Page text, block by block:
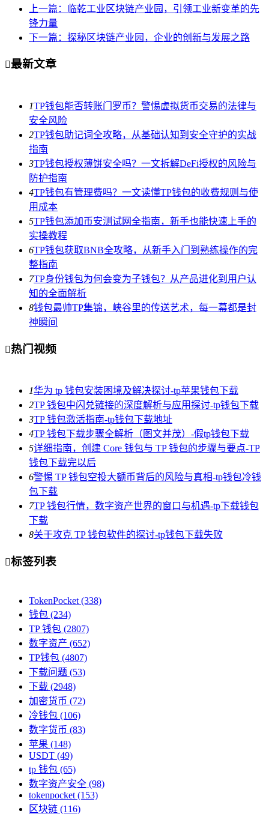
上一篇：临乾工业区块链产业园，引领工业新变革的先
锋力量
下一篇：探秘区块链产业园，企业的创新与发展之路
最新文章
1TP钱包能否转账门罗币？警惕虚拟货币交易的法律与
安全风险
2TP钱包助记词全攻略，从基础认知到安全守护的实战
指南
3TP钱包授权薄饼安全吗？一文拆解DeFi授权的风险与
防护指南
4TP钱包有管理费吗？一文读懂TP钱包的收费规则与使
用成本
5TP钱包添加币安测试网全指南，新手也能快速上手的
实操教程
6TP钱包获取BNB全攻略，从新手入门到熟练操作的完
整指南
7TP身份钱包为何会变为子钱包？从产品进化到用户认
知的全面解析
8钱包最帅TP集锦，峡谷里的传送艺术，每一幕都是封
神瞬间
热门视频
1华为 tp 钱包安装困境及解决探讨-tp苹果钱包下载
2TP 钱包中闪兑链接的深度解析与应用探讨-tp钱包下载
3TP 钱包激活指南-tp钱包下载地址
4TP 钱包下载步骤全解析（图文并茂）-假tp钱包下载
5详细指南，创建 Core 钱包与 TP 钱包的步骤与要点-TP
钱包下载完以后
6警惕 TP 钱包空投大额币背后的风险与真相-tp钱包冷钱
包下载
7TP 钱包行情，数字资产世界的窗口与机遇-tp下载钱包
下载
8关于攻克 TP 钱包软件的探讨-tp钱包下载失败
标签列表
TokenPocket (338)
钱包 (234)
TP 钱包 (2807)
数字资产 (652)
TP钱包 (4807)
下载问题 (53)
下载 (2948)
加密货币 (72)
冷钱包 (106)
数字货币 (83)
苹果 (148)
USDT (49)
tp 钱包 (65)
数字资产安全 (98)
tokenpocket (153)
区块链 (116)